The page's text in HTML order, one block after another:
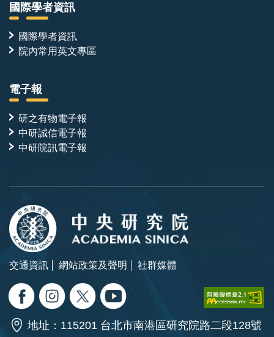
國際學者資訊
國際學者資訊
院內常用英文專區
電子報
研之有物電子報
中研誠信電子報
中研院訊電子報
交通資訊 網站政策及聲明 社群媒體
地址：115201 台北市南港區研究院路二段128號